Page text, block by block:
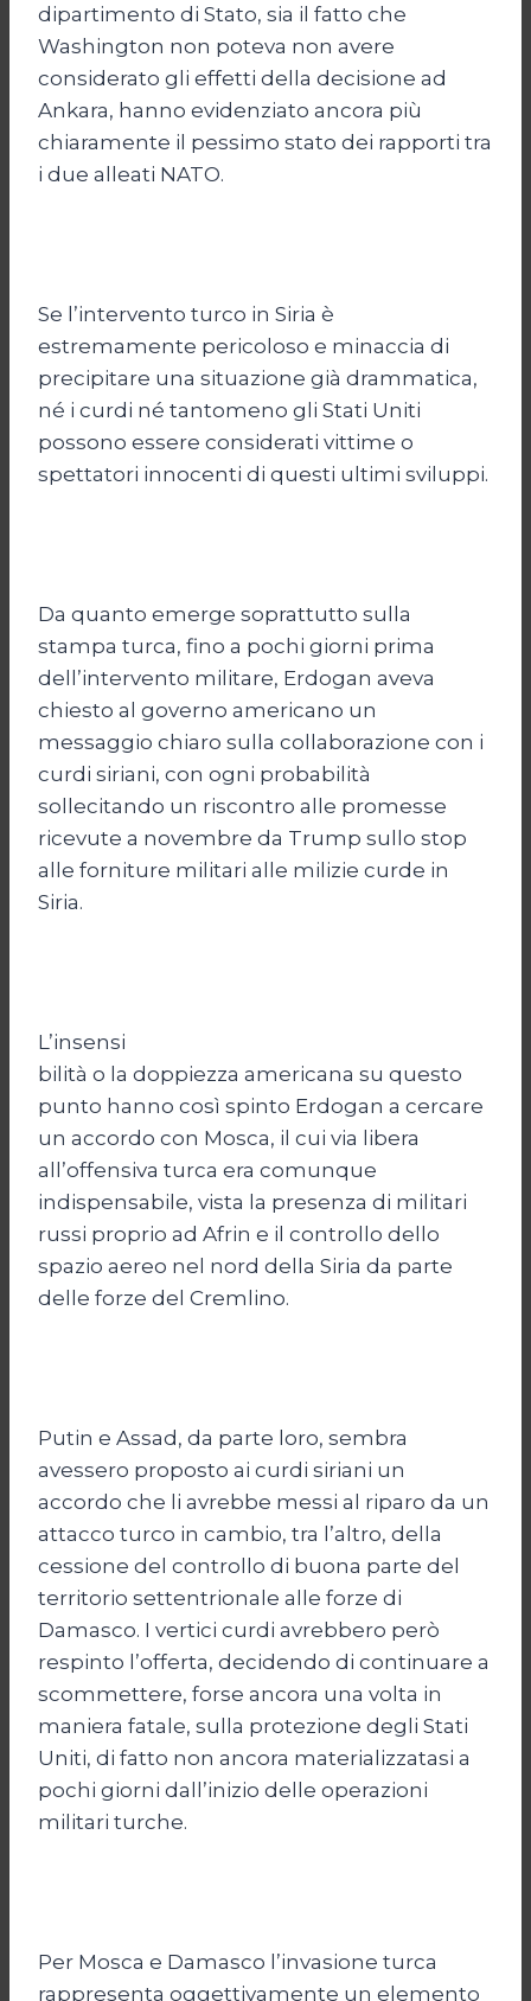
dipartimento di Stato, sia il fatto che
Washington non poteva non avere
considerato gli effetti della decisione ad
Ankara, hanno evidenziato ancora più
chiaramente il pessimo stato dei rapporti tra
i due alleati NATO.
Se l’intervento turco in Siria è
estremamente pericoloso e minaccia di
precipitare una situazione già drammatica,
né i curdi né tantomeno gli Stati Uniti
possono essere considerati vittime o
spettatori innocenti di questi ultimi sviluppi.
Da quanto emerge soprattutto sulla
stampa turca, fino a pochi giorni prima
dell’intervento militare, Erdogan aveva
chiesto al governo americano un
messaggio chiaro sulla collaborazione con i
curdi siriani, con ogni probabilità
sollecitando un riscontro alle promesse
ricevute a novembre da Trump sullo stop
alle forniture militari alle milizie curde in
Siria.
L’insensi
bilità o la doppiezza americana su questo
punto hanno così spinto Erdogan a cercare
un accordo con Mosca, il cui via libera
all’offensiva turca era comunque
indispensabile, vista la presenza di militari
russi proprio ad Afrin e il controllo dello
spazio aereo nel nord della Siria da parte
delle forze del Cremlino.
Putin e Assad, da parte loro, sembra
avessero proposto ai curdi siriani un
accordo che li avrebbe messi al riparo da un
attacco turco in cambio, tra l’altro, della
cessione del controllo di buona parte del
territorio settentrionale alle forze di
Damasco. I vertici curdi avrebbero però
respinto l’offerta, decidendo di continuare a
scommettere, forse ancora una volta in
maniera fatale, sulla protezione degli Stati
Uniti, di fatto non ancora materializzatasi a
pochi giorni dall’inizio delle operazioni
militari turche.
Per Mosca e Damasco l’invasione turca
rappresenta oggettivamente un elemento